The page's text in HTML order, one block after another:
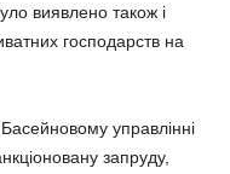
виявлено також і
господарств на
управлінні
запруду,